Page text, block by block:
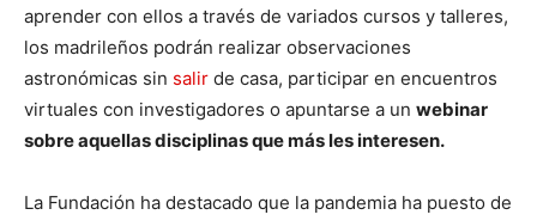
aprender con ellos a través de variados cursos y talleres,
los madrileños podrán realizar observaciones
astronómicas sin salir de casa, participar en encuentros
virtuales con investigadores o apuntarse a un webinar
sobre aquellas disciplinas que más les interesen.
La Fundación ha destacado que la pandemia ha puesto de